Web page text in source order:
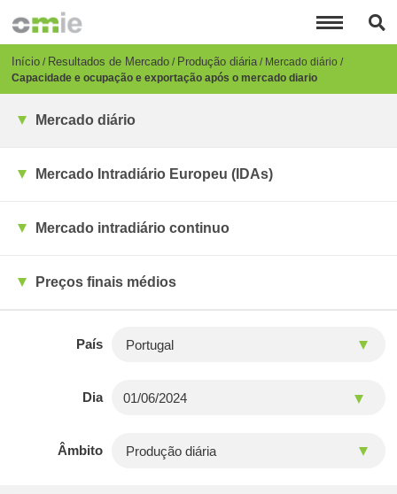
para
conteúdo
principal
Breadcrumb
Início Resultados de Mercado Produção diária Mercado diário
Capacidade e ocupação e exportação após o mercado diario
Mercado diário
Mercado Intradiário Europeu (IDAs)
Mercado intradiário continuo
Preços finais médios
País
Dia
Âmbito